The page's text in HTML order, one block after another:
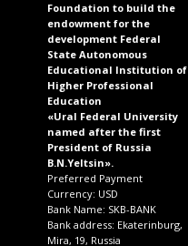
Foundation to build the
endowment for the
development Federal
State Autonomous
Educational Institution of
Higher Professional
Education
«Ural Federal University
named after the first
President of Russia
B.N.Yeltsin».
Preferred Payment
Currency: USD
Bank Name: SKB-BANK
Bank address: Ekaterinburg,
Mira, 19, Russia